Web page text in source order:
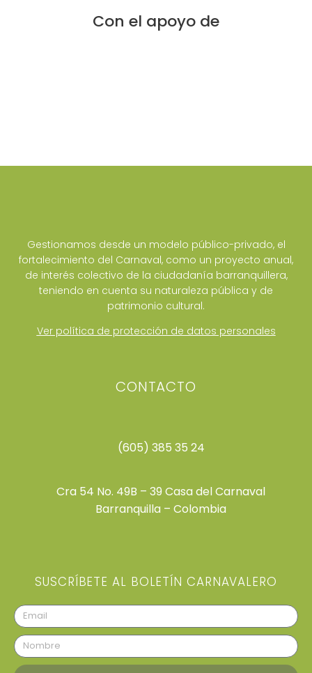
Con el apoyo de
Gestionamos desde un modelo público-privado, el
fortalecimiento del Carnaval, como un proyecto anual,
de interés colectivo de la ciudadanía barranquillera,
teniendo en cuenta su naturaleza pública y de
patrimonio cultural.
Ver política de protección de datos personales
CONTACTO
(605) 385 35 24
Cra 54 No. 49B – 39 Casa del Carnaval
Barranquilla – Colombia
SUSCRÍBETE AL BOLETÍN CARNAVALERO